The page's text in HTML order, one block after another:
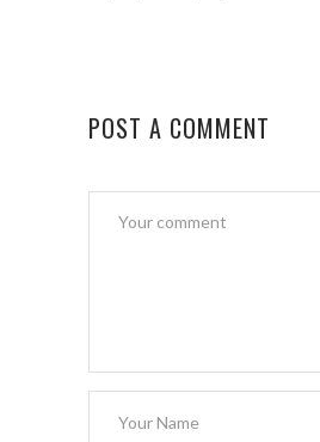
POST A COMMENT